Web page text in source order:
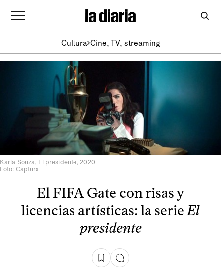
Cultura Cine, TV, streaming
Karla Souza, El presidente, 2020
Foto: Captura
El FIFA Gate con risas y
licencias artísticas: la serieEl
presidente